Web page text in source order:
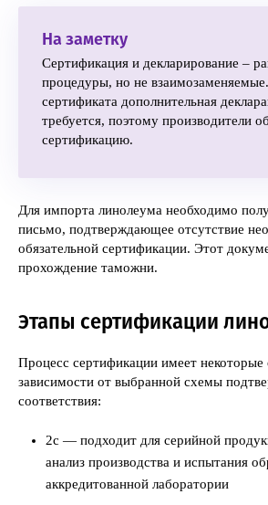
На заметку
Сертификация и декларирование –
процедуры, но не
сертификата дополнительная
требуется, поэтому производители
сертификацию.
Для импорта линолеума необходимо
письмо, подтверждающее отсутствие
обязательной сертификации. Этот
прохождение таможни.
Этапы сертификации
Процесс сертификации имеет некоторые
зависимости от выбранной схемы
соответствия:
2с — подходит для серийной
анализ производства и испытания
аккредитованной лаборатории